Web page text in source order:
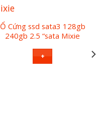
Ổ Cứng ssd sata3 128gb
240gb 2.5 “sata Mixie
+